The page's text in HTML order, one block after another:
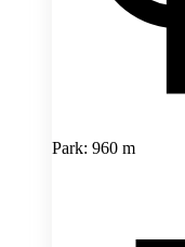
Park: 960 m